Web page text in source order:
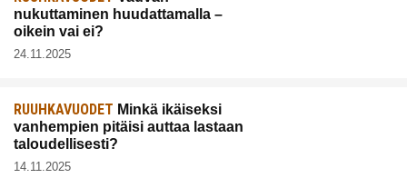
nukuttaminen huudattamalla –
oikein vai ei?
24.11.2025
RUUHKAVUODET Minkä ikäiseksi
vanhempien pitäisi auttaa lastaan
taloudellisesti?
14.11.2025